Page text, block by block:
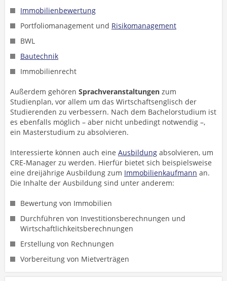
Immobilienbewertung
Portfoliomanagement und Risikomanagement
BWL
Bautechnik
Immobilienrecht
Außerdem gehören Sprachveranstaltungen zum
Studienplan, vor allem um das Wirtschaftsenglisch der
Studierenden zu verbessern. Nach dem Bachelorstudium ist
es ebenfalls möglich – aber nicht unbedingt notwendig –,
ein Masterstudium zu absolvieren.
Interessierte können auch eine Ausbildung absolvieren, um
CRE-Manager zu werden. Hierfür bietet sich beispielsweise
eine dreijährige Ausbildung zum Immobilienkaufmann an.
Die Inhalte der Ausbildung sind unter anderem:
Bewertung von Immobilien
Durchführen von Investitionsberechnungen und
Wirtschaftlichkeitsberechnungen
Erstellung von Rechnungen
Vorbereitung von Mietverträgen